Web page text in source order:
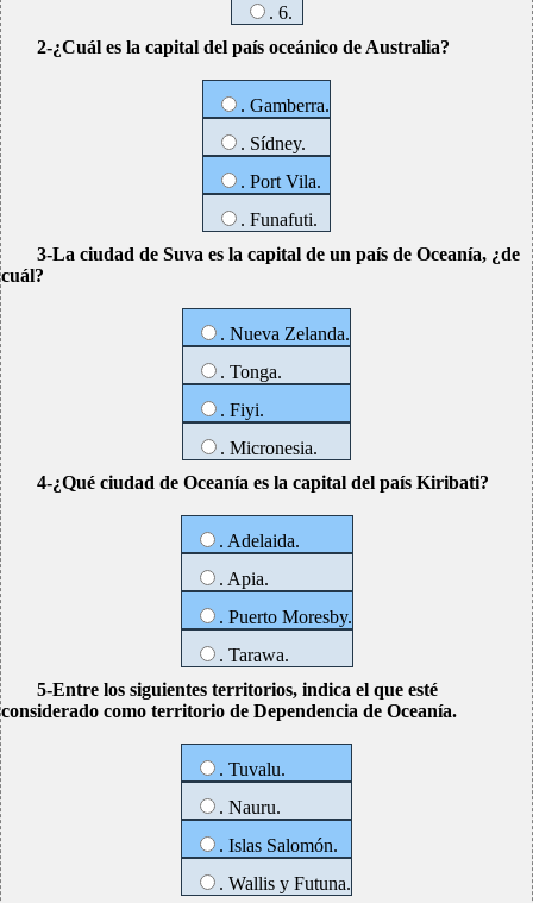
. 6.
2-¿Cuál es la capital del país oceánico de Australia?
. Gamberra.
. Sídney.
. Port Vila.
. Funafuti.
3-La ciudad de Suva es la capital de un país de Oceanía, ¿de
cuál?
. Nueva Zelanda.
. Tonga.
. Fiyi.
. Micronesia.
4-¿Qué ciudad de Oceanía es la capital del país Kiribati?
. Adelaida.
. Apia.
. Puerto Moresby.
. Tarawa.
5-Entre los siguientes territorios, indica el que esté
considerado como territorio de Dependencia de Oceanía.
. Tuvalu.
. Nauru.
. Islas Salomón.
. Wallis y Futuna.